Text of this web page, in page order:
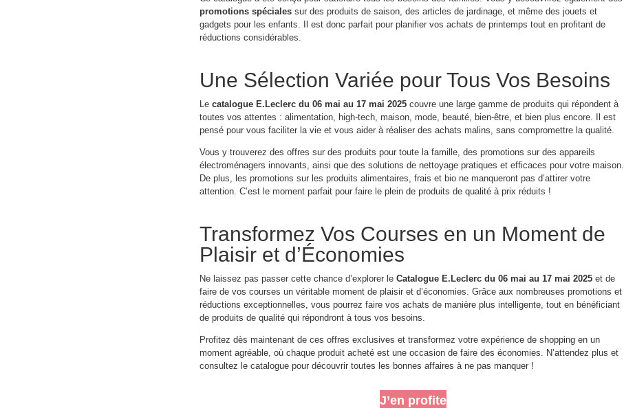
promotions spéciales sur des produits de saison, des articles de jardinage, et même des jouets et
gadgets pour les enfants. Il est donc parfait pour planifier vos achats de printemps tout en profitant de
réductions considérables.
Une Sélection Variée pour Tous Vos Besoins
Le catalogue E.Leclerc du 06 mai au 17 mai 2025 couvre une large gamme de produits qui répondent à
toutes vos attentes : alimentation, high-tech, maison, mode, beauté, bien-être, et bien plus encore. Il est
pensé pour vous faciliter la vie et vous aider à réaliser des achats malins, sans compromettre la qualité.
Vous y trouverez des offres sur des produits pour toute la famille, des promotions sur des appareils
électroménagers innovants, ainsi que des solutions de nettoyage pratiques et efficaces pour votre maison.
De plus, les promotions sur les produits alimentaires, frais et bio ne manqueront pas d’attirer votre
attention. C’est le moment parfait pour faire le plein de produits de qualité à prix réduits !
Transformez Vos Courses en un Moment de
Plaisir et d’Économies
Ne laissez pas passer cette chance d’explorer le Catalogue E.Leclerc du 06 mai au 17 mai 2025 et de
faire de vos courses un véritable moment de plaisir et d’économies. Grâce aux nombreuses promotions et
réductions exceptionnelles, vous pourrez faire vos achats de manière plus intelligente, tout en bénéficiant
de produits de qualité qui répondront à tous vos besoins.
Profitez dès maintenant de ces offres exclusives et transformez votre expérience de shopping en un
moment agréable, où chaque produit acheté est une occasion de faire des économies. N’attendez plus et
consultez le catalogue pour découvrir toutes les bonnes affaires à ne pas manquer !
J’en profite